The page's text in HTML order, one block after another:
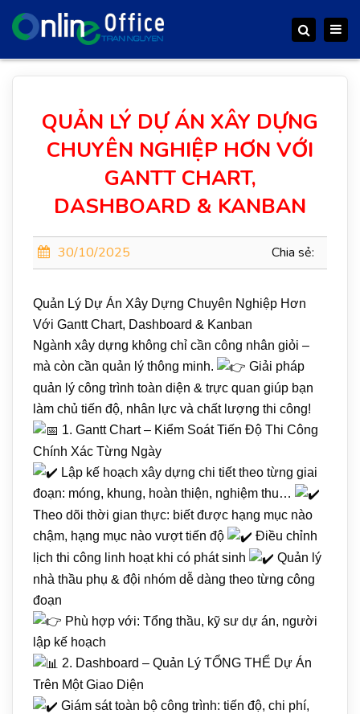
Search
QUẢN LÝ DỰ ÁN XÂY DỰNG
CHUYÊN NGHIỆP HƠN VỚI
GANTT CHART,
DASHBOARD & KANBAN
30/10/2025 Chia sẻ:
Quản Lý Dự Án Xây Dựng Chuyên Nghiệp Hơn
Với Gantt Chart, Dashboard & Kanban
Ngành xây dựng không chỉ cần công nhân giỏi –
mà còn cần quản lý thông minh.
Giải pháp
quản lý công trình toàn diện & trực quan giúp bạn
làm chủ tiến độ, nhân lực và chất lượng thi công!
1. Gantt Chart – Kiểm Soát Tiến Độ Thi Công
Chính Xác Từng Ngày
Lập kế hoạch xây dựng chi tiết theo từng giai
đoạn: móng, khung, hoàn thiện, nghiệm thu…
Theo dõi thời gian thực: biết được hạng mục nào
chậm, hạng mục nào vượt tiến độ
Điều chỉnh
lịch thi công linh hoạt khi có phát sinh
Quản lý
nhà thầu phụ & đội nhóm dễ dàng theo từng công
đoạn
Phù hợp với: Tổng thầu, kỹ sư dự án, người
lập kế hoạch
2. Dashboard – Quản Lý TỔNG THỂ Dự Án
Trên Một Giao Diện
Giám sát toàn bộ công trình: tiến độ, chi phí,